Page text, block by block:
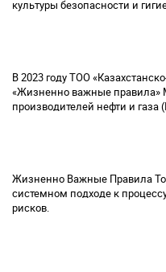
культуры безопасности и
В 2023 году ТОО
«Жизненно важные правила»
производителей нефти и газа
Жизненно Важные Правила
системном подходе к
рисков.